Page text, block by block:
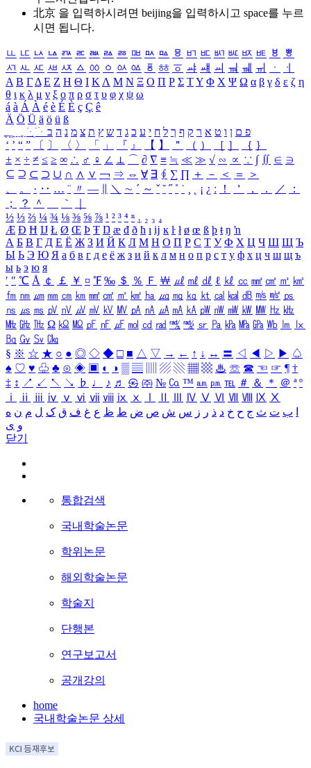
北京 을 입력하시려면 beijing을 입력하시고 space를 누르
시면 됩니다.
ㅥ ㅦ ㅧ ㅨ ㅩ ㅪ ㅫ ㅬ ㅭ ㅮ ㅯ ㅰ ㅱ ㅲ ㅳ ㅴ ㅵ ㅶ ㅷ ㅸ
ㅹ
ㅺ ㅻ ㅼ ㅽ ㅾ ㅿ ㆀ ㆁ ㆂ ㆃ ㆄ ㆅ ㆆ ㆇ ㆈ ㆉ ㆊ ㆋ ㆌ ㆍ
ㆎ
Α Β ΓΔ Ε Ζ Η Θ Ι ΚΛ Μ Ν Ξ Ο Π Ρ Σ ΤΥ Φ Χ Ψ Ω α β γ δ ε ζ η
θ ι κ λ μ ν ξ ο π ρ σ τ υ φ χ ψ ω
á à Á À é è É È ç Ç ê
Ä Ö Ü ä ö ü ß
ִֶֹ ֻּ ׁׂ פ ם ן ו ט א ר ק ף ך ל ח י ע כ ג ד ש ץ ת צ מ נ ה ב
‘ ’ “ ” 〔 〕 〈 〉 「 」 『 』 【 】 ＂ （ ） ［ ］ ｛ ｝
± × ÷ ≠ ≤ ≥ ∞ ∴ ♂ ♀ ∠ ⊥ ⌒ ∂ ∇ ≡ ≒ ≪ ≫ √ ∽ ∝ ∵ ∫ ∬ ∈ ∋
⊆ ⊇ ⊂ ⊃ ∪ ∩ ∧ ∨ ￢ ⇒ ⇔ ∀ ∃ ∮ ∑ ∏ ＋ － ＜ ＝
＞
、
。 · ‥ … ¨ 〃 ― ＼ ∼ ´ ～ ˇ ˘ ˝ ˚ ˙ ¸ ¡ ¿ ː ！ ＇ ， ． ／
：
；
？ ＾ ｀
½ ⅓ ⅔ ¼ ¾ ⅛ ⅜ ⅝ ⅞ ¹ ² ³ ⁴ ⁿ ₁ ₂ ₃ ₄
Æ Ð Ħ Ĳ Ł Ø Œ Þ Ŧ Ŋ æ đ ð ħ ı ĳ ĸ ŀ ł ø œ ß þ ŧ ŋ ŉ
А Б В Г Д Е Ё Ж З И Й К Л М Н О П Р С Т У Ф Х Ц Ч Ш Щ Ъ
Ы Ь Э Ю Я а б в г д е ё ж з и й к л м н о п р с т у ф х ц ч ш щ ъ
ы ь э ю я
′ ″ ℃ Å ￠ ￡ ￥ ¤ ℉ ‰ ＄ ％ Ｆ ￦ ㎕ ㎖ ㎗ ℓ ㎘ ㏄ ㎣ ㎤ ㎥ ㎦
㎙ ㎚ ㎛ ㎜ ㎝ ㎞ ㎟ ㎠ ㎡ ㎢ ㏊ ㎍ ㎎ ㎏ ㏏ ㎈ ㎉ ㏈ ㎧ ㎨ ㎰
㎱ ㎲ ㎳ ㎴ ㎵ ㎶ ㎷ ㎸ ㎹ ㎀ ㎁ ㎂ ㎃ ㎄ ㎺ ㎻ ㎽ ㎾ ㎿ ㎐ ㎑
㎒ ㎓ ㎔ Ω ㏀ ㏁ ㎊ ㎋ ㎌ ㏖ ㏅ ㎭ ㎮ ㎯ ㏛ ㎩ ㎪ ㎫ ㎬ ㏝ ㏐
㏓
㏃ ㏉ ㏜ ㏆
§ ※ ☆ ★ ○ ● ◎ ◇ ◆ □ ■ △ ▽ → ← ↑ ↓ ↔ 〓 ◁ ◀ ▷ ▶ ♤
♠ ♡ ♥ ♧ ♣ ⊙ ◈ ▣ ◐ ◑ ▒ ▤ ▨ ▧ ▦ ▩ ♨ ☏ ☎ ☜ ☞ ¶ †
‡ ↕ ↗ ↙ ↖ ↘ ♭ ♩ ♪ ♬ ㉿ ㈜ № ㏇ ™ ㏂ ㏘ ℡ ＃ ＆ ＊ ＠ ª º
ⅰ
ⅱ ⅲ ⅳ ⅴ ⅵ ⅶ ⅷ ⅸ ⅹ Ⅳ Ⅴ Ⅵ Ⅶ Ⅷ Ⅸ Ⅹ
ب ت ث ج ح خ د ذ ر ز س ش ص ض ط ظ ع غ ف ق ک ل م ن ه
و ی
닫기
통합검색
국내학술논문
학위논문
해외학술논문
학술지
단행본
연구보고서
공개강의
home
국내학술논문 상세